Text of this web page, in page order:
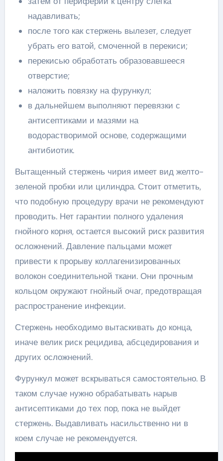
надавливать;
после того как стержень вылезет, следует
убрать его ватой, смоченной в перекиси;
перекисью обработать образовавшееся
отверстие;
наложить повязку на фурункул;
в дальнейшем выполняют перевязки с
антисептиками и мазями на
водорастворимой основе, содержащими
антибиотик.
Вытащенный стержень чирия имеет вид желто-
зеленой пробки или цилиндра. Стоит отметить,
что подобную процедуру врачи не рекомендуют
проводить. Нет гарантии полного удаления
гнойного корня, остается высокий риск развития
осложнений. Давление пальцами может
привести к прорыву коллагенизированных
волокон соединительной ткани. Они прочным
кольцом окружают гнойный очаг, предотвращая
распространение инфекции.
Стержень необходимо вытаскивать до конца,
иначе велик риск рецидива, абсцедирования и
других осложнений.
Фурункул может вскрываться самостоятельно. В
таком случае нужно обрабатывать нарыв
антисептиками до тех пор, пока не выйдет
стержень. Выдавливать насильственно ни в
коем случае не рекомендуется.